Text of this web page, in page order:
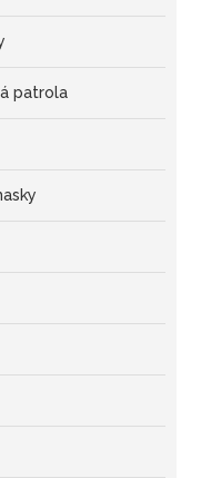
patrola